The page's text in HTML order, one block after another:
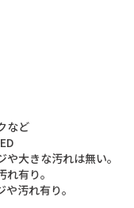
など
ED
や大きな汚れは無い。
れ有り。
や汚れ有り。